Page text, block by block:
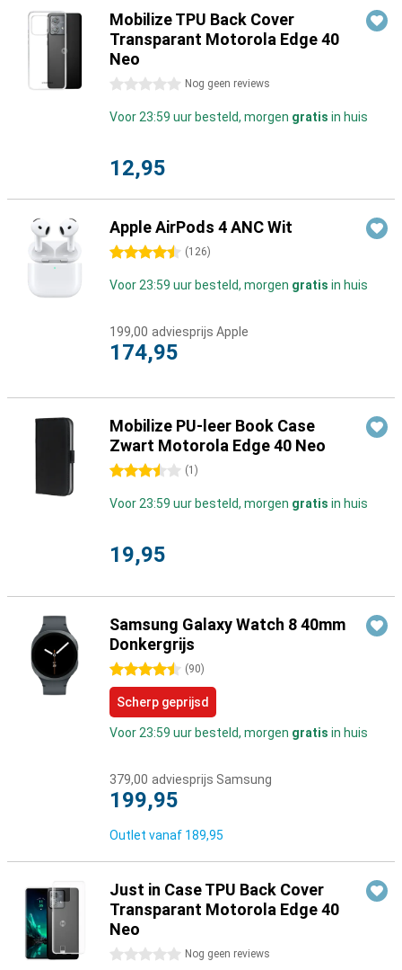
Mobilize TPU Back Cover
Transparant Motorola Edge 40
Neo
0 sterren Nog geen reviews
Voor 23:59 uur besteld, morgen gratis in huis
12,95
Apple AirPods 4 ANC Wit
4.5 sterren (126)
Voor 23:59 uur besteld, morgen gratis in huis
199,00 adviesprijs Apple
174,95
Mobilize PU-leer Book Case
Zwart Motorola Edge 40 Neo
3.5 sterren (1 )
Voor 23:59 uur besteld, morgen gratis in huis
19,95
Samsung Galaxy Watch 8 40mm
Donkergrijs
4.5 sterren (90)
Scherp geprijsd
Voor 23:59 uur besteld, morgen gratis in huis
379,00 adviesprijs Samsung
199,95
Outlet vanaf 189,95
Just in Case TPU Back Cover
Transparant Motorola Edge 40
Neo
0 sterren Nog geen reviews